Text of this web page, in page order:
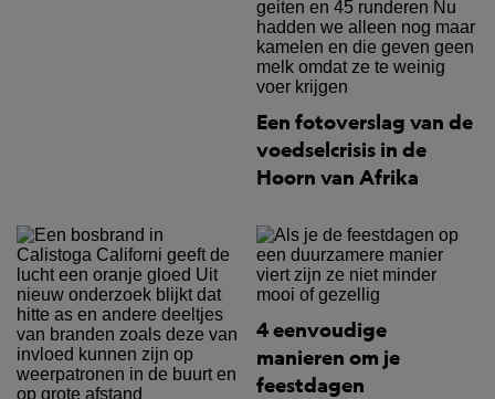
Een fotoverslag van de
voedselcrisis in de
Hoorn van Afrika
4 eenvoudige
manieren om je
feestdagen